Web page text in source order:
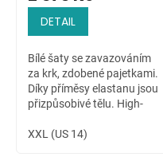
DETAIL
Bílé šaty se zavazováním
za krk, zdobené pajetkami.
Díky příměsy elastanu jsou
přizpůsobivé tělu. High-
krásné nožky nositelky.
XXL (US 14)